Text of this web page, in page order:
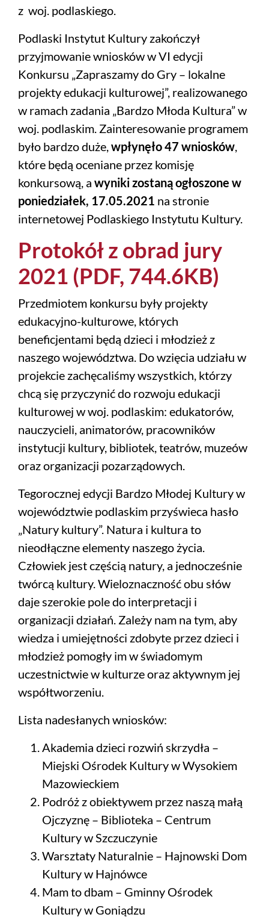
z woj. podlaskiego.
Podlaski Instytut Kultury zakończył
przyjmowanie wniosków w VI edycji
Konkursu „Zapraszamy do Gry – lokalne
projekty edukacji kulturowej”, realizowanego
w ramach zadania „Bardzo Młoda Kultura” w
woj. podlaskim. Zainteresowanie programem
było bardzo duże,wpłynęło 47 wniosków,
które będą oceniane przez komisję
konkursową, a wyniki zostaną ogłoszone w
poniedziałek, 17.05.2021 na stronie
internetowej Podlaskiego Instytutu Kultury.
Protokół z obrad jury
2021 (PDF, 744.6KB)
Przedmiotem konkursu były projekty
edukacyjno-kulturowe, których
beneficjentami będą dzieci i młodzież z
naszego województwa. Do wzięcia udziału w
projekcie zachęcaliśmy wszystkich, którzy
chcą się przyczynić do rozwoju edukacji
kulturowej w woj. podlaskim: edukatorów,
nauczycieli, animatorów, pracowników
instytucji kultury, bibliotek, teatrów, muzeów
oraz organizacji pozarządowych.
Tegorocznej edycji Bardzo Młodej Kultury w
województwie podlaskim przyświeca hasło
„Natury kultury”. Natura i kultura to
nieodłączne elementy naszego życia.
Człowiek jest częścią natury, a jednocześnie
twórcą kultury. Wieloznaczność obu słów
daje szerokie pole do interpretacji i
organizacji działań. Zależy nam na tym, aby
wiedza i umiejętności zdobyte przez dzieci i
młodzież pomogły im w świadomym
uczestnictwie w kulturze oraz aktywnym jej
współtworzeniu.
Lista nadesłanych wniosków:
Akademia dzieci rozwiń skrzydła –
Miejski Ośrodek Kultury w Wysokiem
Mazowieckiem
Podróż z obiektywem przez naszą małą
Ojczyznę – Biblioteka – Centrum
Kultury w Szczuczynie
Warsztaty Naturalnie – Hajnowski Dom
Kultury w Hajnówce
Mam to dbam – Gminny Ośrodek
Kultury w Goniądzu